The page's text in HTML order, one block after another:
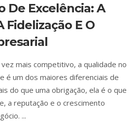
De Excelência: A
Fidelização E O
mais competitivo, a qualidade no
é um dos maiores diferenciais de
do que uma obrigação, ela é o que
a reputação e o crescimento
...